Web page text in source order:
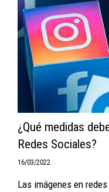
¿Qué medidas
Redes Sociales?
16/03/2022
Las imágenes en